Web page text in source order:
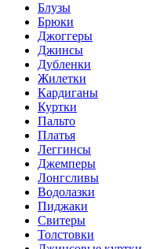
Блузы
Брюки
Джоггеры
Джинсы
Дубленки
Жилетки
Кардиганы
Куртки
Пальто
Платья
Леггинсы
Джемперы
Лонгсливы
Водолазки
Пиджаки
Свитеры
Толстовки